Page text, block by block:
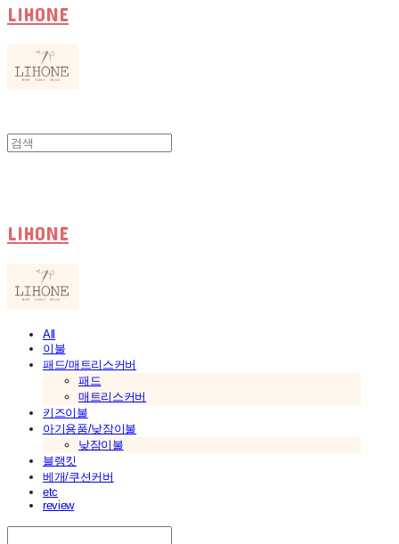
LIHONE
LIHONE
All
이불
패드/매트리스커버
패드
매트리스커버
키즈이불
아기용품/낮잠이불
낮잠이불
블랭킷
베개/쿠션커버
etc
review